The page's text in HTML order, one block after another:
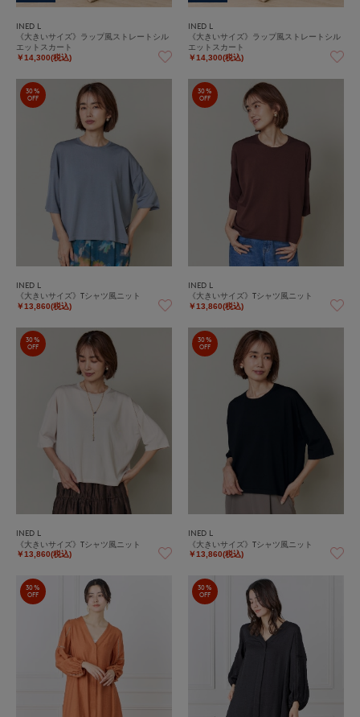
INED L
《大きいサイズ》ラップ風ストレートシル
エットスカート
￥14,300(税込)
INED L
《大きいサイズ》ラップ風ストレートシル
エットスカート
￥14,300(税込)
30%
OFF
INED L
《大きいサイズ》Tシャツ風ニット
￥13,860(税込)
30%
OFF
INED L
《大きいサイズ》Tシャツ風ニット
￥13,860(税込)
30%
OFF
INED L
《大きいサイズ》Tシャツ風ニット
￥13,860(税込)
30%
OFF
INED L
《大きいサイズ》Tシャツ風ニット
￥13,860(税込)
30%
OFF
30%
OFF